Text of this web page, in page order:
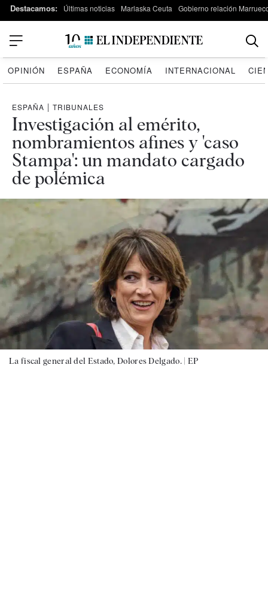
Destacamos: Últimas noticias Marlaska Ceuta Gobierno relación
OPINIÓN ESPAÑA ECONOMÍA INTERNACIONAL
ESPAÑA | TRIBUNALES
Investigación al emérito,
nombramientos afines y 'caso
Stampa': un mandato cargado
de polémica
La fiscal general del Estado, Dolores Delgado. | EP